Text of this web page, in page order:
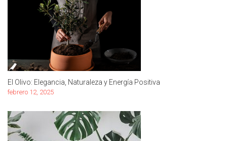
El Olivo: Elegancia, Naturaleza y Energía Positiva
febrero 12, 2025